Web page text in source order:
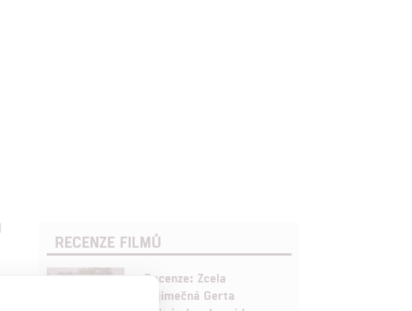
RECENZE FILMŮ
10
Recenze: Zcela
výjimečná Gerta